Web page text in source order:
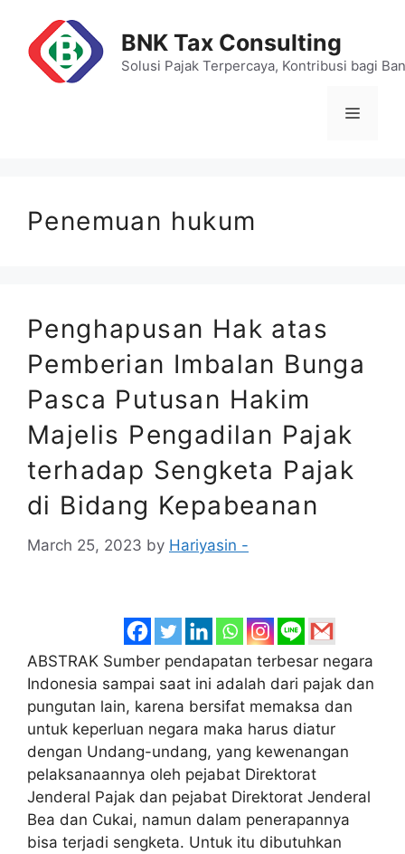
content
BNK Tax Consulting
Solusi Pajak Terpercaya, Kontribusi bagi
Menu
Penemuan hukum
Penghapusan Hak atas
Pemberian Imbalan Bunga
Pasca Putusan Hakim
Majelis Pengadilan Pajak
terhadap Sengketa Pajak
di Bidang Kepabeanan
March 25, 2023 by Hariyasin -
ABSTRAK Sumber pendapatan terbesar negara
Indonesia sampai saat ini adalah dari pajak dan
pungutan lain, karena bersifat memaksa dan
untuk keperluan negara maka harus diatur
dengan Undang-undang, yang kewenangan
pelaksanaannya oleh pejabat Direktorat
Jenderal Pajak dan pejabat Direktorat Jenderal
Bea dan Cukai, namun dalam penerapannya
bisa terjadi sengketa. Untuk itu dibutuhkan